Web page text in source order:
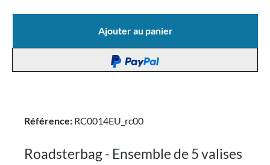
Ajouter au panier
Référence: RC0014EU_rc00
Roadsterbag - Ensemble de 5 valises